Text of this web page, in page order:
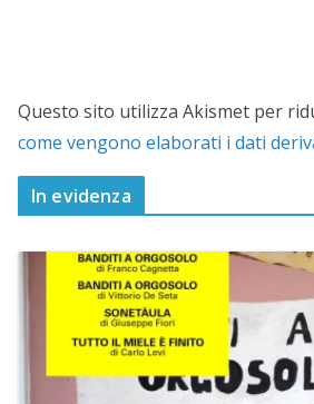
Questo sito utilizza Akismet per
come vengono elaborati i dati
In evidenza